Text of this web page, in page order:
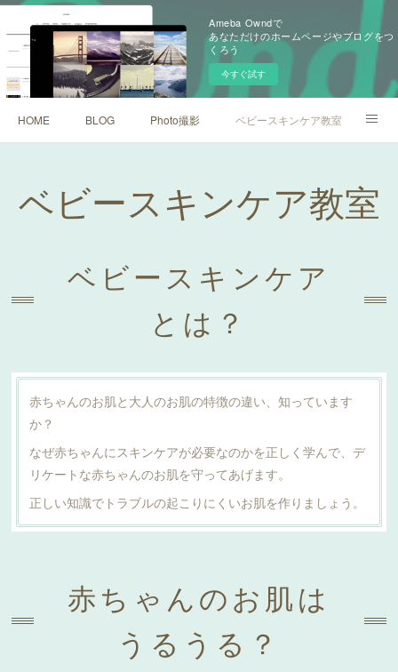
Ameba Owndで
あなただけのホームページやブログをつ
くろう
今すぐ試す
HOME BLOG Photo撮影 ベビースキンケア教室
ベビースキンケア教室
ベビースキンケア
とは？
赤ちゃんのお肌と大人のお肌の特徴の違い、知っています
か？
なぜ赤ちゃんにスキンケアが必要なのかを正しく学んで、デ
リケートな赤ちゃんのお肌を守ってあげます。
正しい知識でトラブルの起こりにくいお肌を作りましょう。
赤ちゃんのお肌は
うるうる？